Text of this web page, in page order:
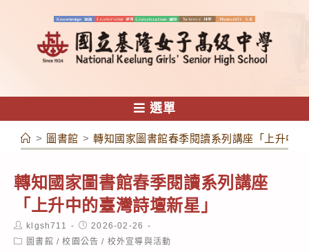
容
選單
> 圖書館 > 轉知國家圖書館春季閱讀系列講座「上升中
轉知國家圖書館春季閱讀系列講座
「上升中的臺灣詩壇新星」
Post
author:
klgsh711
Post
published:
2026-02-26
Post圖書館 / 校園公告 / 校外宣導與活動